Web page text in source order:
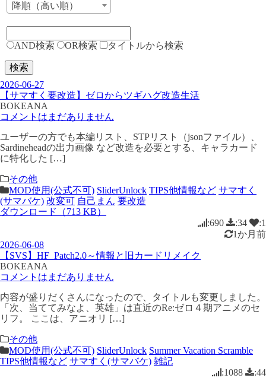
降順（高い順）
AND検索 OR検索 タイトルから検索
検索
2026-06-27
【サマすく要改造】ゼロからツギハグ改造生活
BOKEANA
コメントはまだありません
ユーザーの方でも本編リスト、STPリスト（jsonファイル）、
Sardineheadの出力画像 など改造を必要とする、キャラカード
に特化した […]
その他
MOD使用(公式不可) SliderUnlock TIPS他情報など サマすく
(サマバケ) 改変可 自己まん 要改造
ダウンロード（713 KB）
:690
:34
:1
1か月前
2026-06-08
【SVS】HF_Patch2.0～情報と旧カードリメイク
BOKEANA
コメントはまだありません
内容が盛りだくさんになったので、タイトルも変更しました。
「次、当ててみなよ、英雄」は直近のRe:ゼロ４期アニメのセ
リフ。 ここは、アニオリ […]
その他
MOD使用(公式不可) SliderUnlock Summer Vacation Scramble
TIPS他情報など サマすく(サマバケ) 雑記
:1088
:44